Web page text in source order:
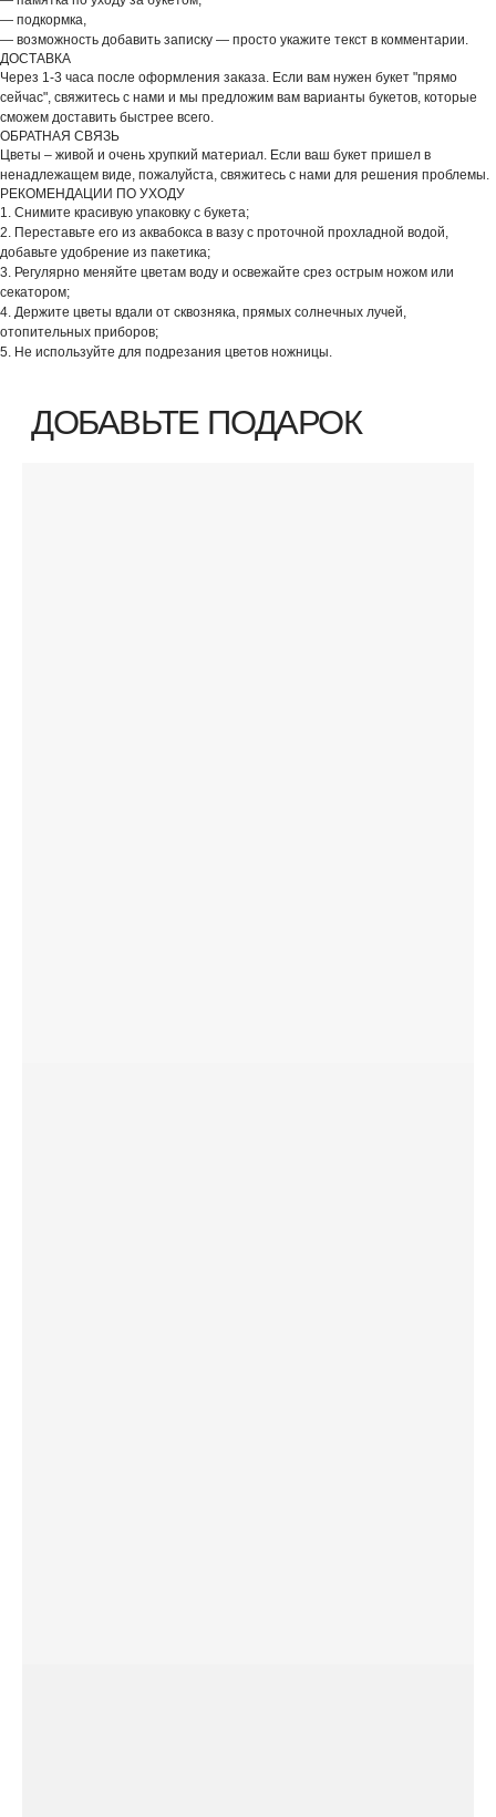
— подкормка,
— возможность добавить записку — просто укажите текст в комментарии.
ДОСТАВКА
Через 1-3 часа после оформления заказа. Если вам нужен букет "прямо
сейчас", свяжитесь с нами и мы предложим вам варианты букетов, которые
сможем доставить быстрее всего.
ОБРАТНАЯ СВЯЗЬ
Цветы – живой и очень хрупкий материал. Если ваш букет пришел в
ненадлежащем виде, пожалуйста, свяжитесь с нами для решения проблемы.
РЕКОМЕНДАЦИИ ПО УХОДУ
1. Снимите красивую упаковку с букета;
2. Переставьте его из аквабокса в вазу с проточной прохладной водой,
добавьте удобрение из пакетика;
3. Регулярно меняйте цветам воду и освежайте срез острым ножом или
секатором;
4. Держите цветы вдали от сквозняка, прямых солнечных лучей,
отопительных приборов;
5. Не используйте для подрезания цветов ножницы.